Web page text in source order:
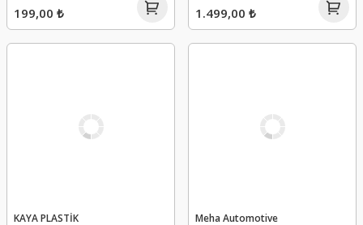
199,00 ₺ 1.499,00 ₺
KAYA PLASTİK Meha Automotive